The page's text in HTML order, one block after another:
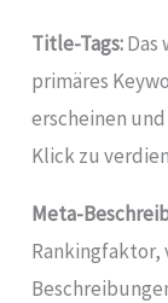
Title-Tags:Das
primäres
erscheinen
Klick zu
Meta-